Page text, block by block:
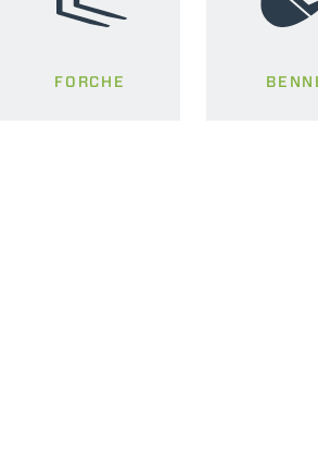
FORCHE